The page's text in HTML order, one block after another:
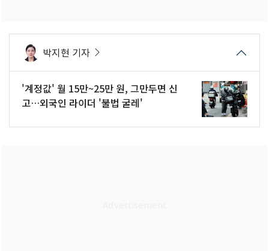
박지현 기자
'계정값' 월 15만~25만 원, 그만두면 신
고…외국인 라이더 '불법 굴레'